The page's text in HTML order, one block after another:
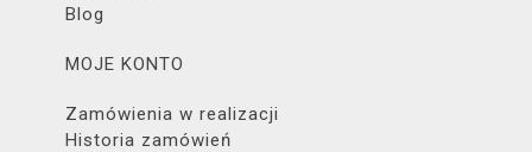
Blog
MOJE KONTO
Zamówienia w realizacji
Historia zamówień